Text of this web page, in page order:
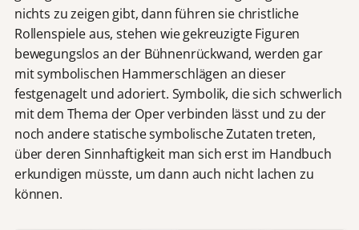
nichts zu zeigen gibt, dann führen sie christliche
Rollenspiele aus, stehen wie gekreuzigte Figuren
bewegungslos an der Bühnenrückwand, werden gar
mit symbolischen Hammerschlägen an dieser
festgenagelt und adoriert. Symbolik, die sich schwerlich
mit dem Thema der Oper verbinden lässt und zu der
noch andere statische symbolische Zutaten treten,
über deren Sinnhaftigkeit man sich erst im Handbuch
erkundigen müsste, um dann auch nicht lachen zu
können.